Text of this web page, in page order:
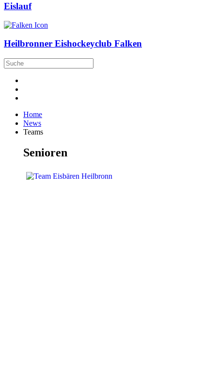
Eislauf
Heilbronner Eishockeyclub Falken
Home
News
Teams
Senioren